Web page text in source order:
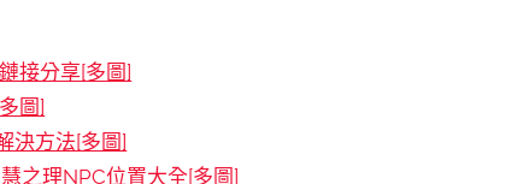
接分享[多圖]
圖]
決方法[多圖]
之理NPC位置大全[多圖]